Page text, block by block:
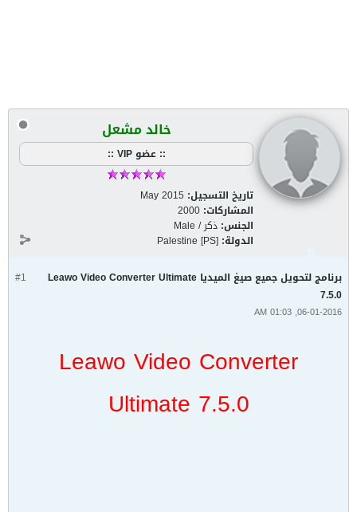
خالد مشعل
:: عضو VIP ::
تاريخ التسجيل: May 2015
المشاركات: 2000
الجنس: ذكر / Male
الدولة: Palestine [PS]
#1
برنامج لتحويل جميع صيغ الميديا Leawo Video Converter Ultimate
7.5.0
06-01-2016, 01:03 AM
Leawo Video Converter
Ultimate 7.5.0